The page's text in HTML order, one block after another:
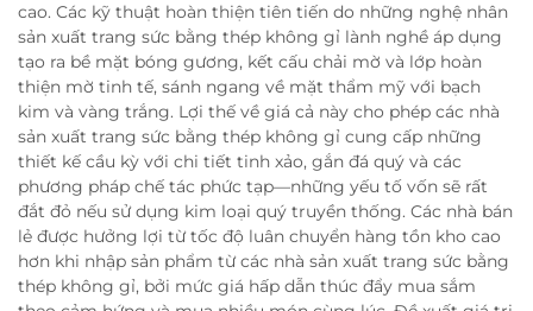
cao. Các kỹ thuật hoàn thiện tiên tiến do những nghệ nhân
sản xuất trang sức bằng thép không gỉ lành nghề áp dụng
tạo ra bề mặt bóng gương, kết cấu chải mờ và lớp hoàn
thiện mờ tinh tế, sánh ngang về mặt thẩm mỹ với bạch
kim và vàng trắng. Lợi thế về giá cả này cho phép các nhà
sản xuất trang sức bằng thép không gỉ cung cấp những
thiết kế cầu kỳ với chi tiết tinh xảo, gắn đá quý và các
phương pháp chế tác phức tạp—những yếu tố vốn sẽ rất
đắt đỏ nếu sử dụng kim loại quý truyền thống. Các nhà bán
lẻ được hưởng lợi từ tốc độ luân chuyển hàng tồn kho cao
hơn khi nhập sản phẩm từ các nhà sản xuất trang sức bằng
thép không gỉ, bởi mức giá hấp dẫn thúc đẩy mua sắm